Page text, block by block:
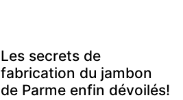
Les secrets de
fabrication du jambon
de Parme enfin dévoilés!